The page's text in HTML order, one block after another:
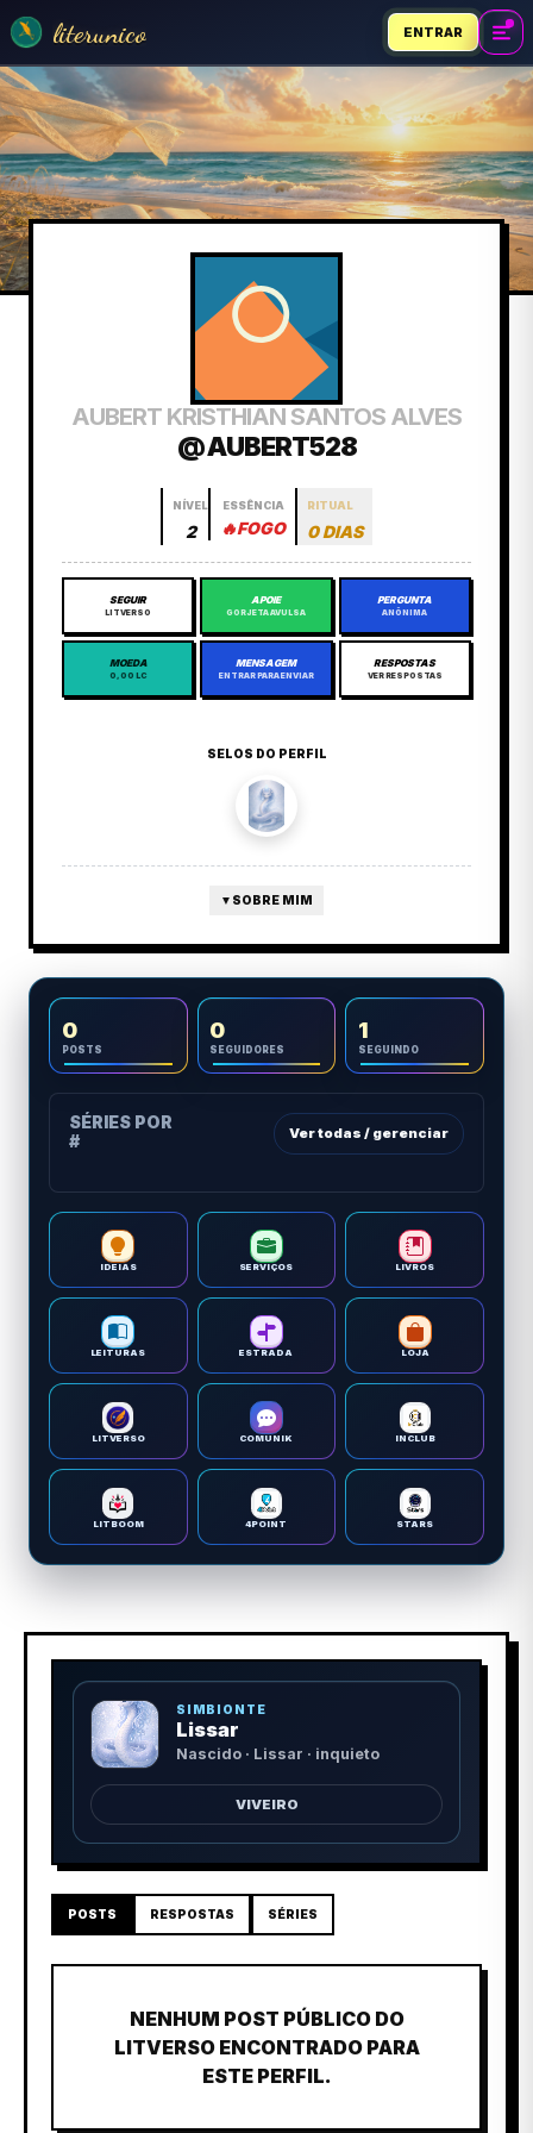
literunico ENTRAR
AUBERT KRISTHIAN SANTOS ALVES
@ AUBERT528
NÍVEL
2
ESSÊNCIA
🔥FOGO
RITUAL
0 DIAS
SEGUIR
LITVERSO
APOIE
GORJETA AVULSA
PERGUNTA
ANÔNIMA
MOEDA
0,00 LC
MENSAGEM
ENTRAR PARA ENVIAR
RESPOSTAS
VER RESPOSTAS
SELOS DO PERFIL
▼ SOBRE MIM
0
POSTS
0
SEGUIDORES
1
SEGUINDO
SÉRIES POR
#
Ver todas / gerenciar
IDEIAS SERVIÇOS LIVROS
LEITURAS ESTRADA LOJA
LITVERSO COMUNIK INCLUB
LITBOOM 4POINT STARS
SIMBIONTE
Lissar
Nascido · Lissar · inquieto
VIVEIRO
POSTS RESPOSTAS SÉRIES
NENHUM POST PÚBLICO DO
LITVERSO ENCONTRADO PARA
ESTE PERFIL.